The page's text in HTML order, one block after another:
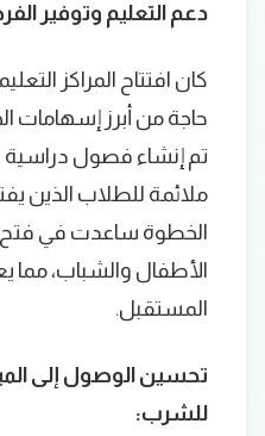
دعم التعليم وتوفير
كان افتتاح المراكز
حاجة من أبرز إسهامات
تم إنشاء فصول دراسية
ملائمة للطلاب الذين
الخطوة ساعدت في فتح
الأطفال والشباب،
المستقبل.
تحسين الوصول إلى
للشرب: